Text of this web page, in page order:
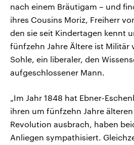
nach einem Bräutigam – und
ihres Cousins Moriz, Freiherr
den sie seit Kindertagen kennt
fünfzehn Jahre Ältere ist Militär
Sohle, ein liberaler, den
aufgeschlossener Mann.
„Im Jahr 1848 hat Ebner-
ihren um fünfzehn Jahre
Revolution ausbrach, haben
Anliegen sympathisiert.